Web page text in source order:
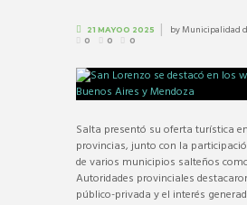
21 MAYOO 2025 byMunicipalidad
0 0 0
Salta presentó su oferta turística
provincias, junto con la
de varios municipios salteños
Autoridades provinciales
público-privada y el interés